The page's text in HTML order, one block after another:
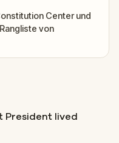
Center und
von
President lived